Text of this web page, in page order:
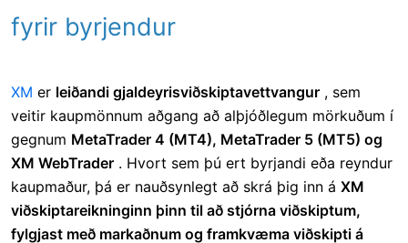
fyrir byrjendur
XM er leiðandi gjaldeyrisviðskiptavettvangur , sem
veitir kaupmönnum aðgang að alþjóðlegum mörkuðum í
gegnum MetaTrader 4 (MT4), MetaTrader 5 (MT5) og
XM WebTrader . Hvort sem þú ert byrjandi eða reyndur
kaupmaður, þá er nauðsynlegt að skrá þig inn á XM
viðskiptareikninginn þinn til að stjórna viðskiptum,
fylgjast með markaðnum og framkvæma viðskipti á